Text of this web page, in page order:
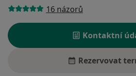
16 názorů
Kontaktní
Rezervovat